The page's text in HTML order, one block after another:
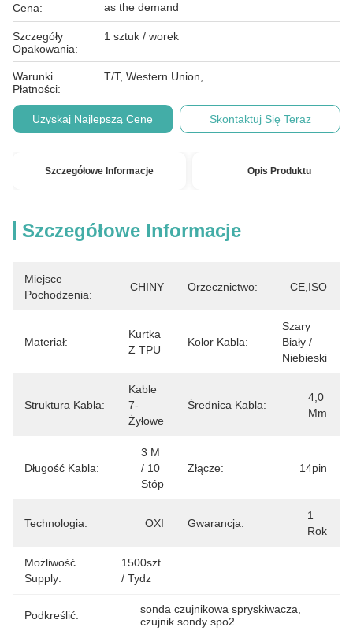
Cena: as the demand
Szczegóły
Opakowania:
1 sztuk / worek
Warunki
Płatności:
T/T, Western Union,
Uzyskaj Najlepszą Cenę Skontaktuj Się Teraz
Szczegółowe Informacje Opis Produktu
Szczegółowe Informacje
Miejsce
Pochodzenia:
CHINY Orzecznictwo: CE,ISO
Materiał:
Kurtka
Z TPU
Kolor Kabla:
Szary
Biały /
Niebieski
Struktura Kabla:
Kable
7-
Żyłowe
Średnica Kabla:
4,0
Mm
Długość Kabla:
3 M
/ 10
Stóp
Złącze: 14pin
Technologia: OXI Gwarancja:
1
Rok
Możliwość
Supply:
1500szt
/ Tydz
Podkreślić: sonda czujnikowa spryskiwacza
czujnik sondy spo2